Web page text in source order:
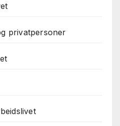
privatpersoner